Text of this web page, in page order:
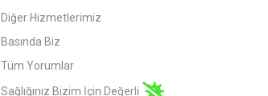
Diğer Hizmetlerimiz
Basında Biz
Tüm Yorumlar
Sağlığınız Bizim İçin Değerli